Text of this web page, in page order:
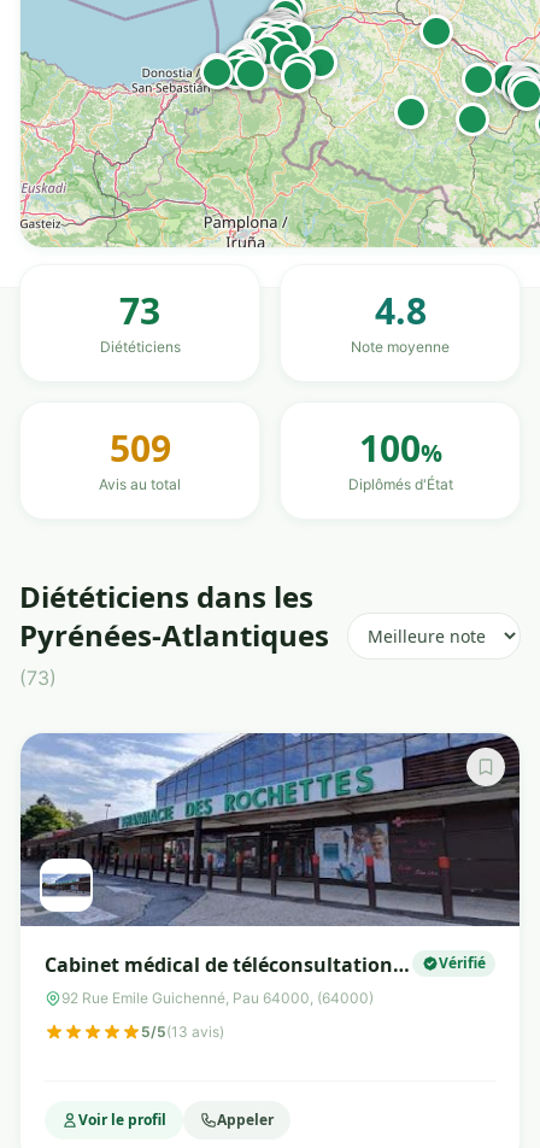
73
Diététiciens
4.8
Note moyenne
509
Avis au total
100%
Diplômés d'État
Diététiciens dans les
Pyrénées-Atlantiques
(73)
Cabinet médical de téléconsultation
Tessan
Vérifié
92 Rue Emile Guichenné, Pau 64000, (64000)
5/5(13 avis)
Voir le profil Appeler